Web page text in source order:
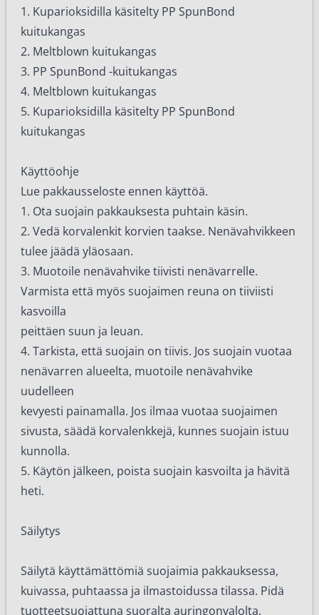
1. Kuparioksidilla käsitelty PP SpunBond
kuitukangas
2. Meltblown kuitukangas
3. PP SpunBond -kuitukangas
4. Meltblown kuitukangas
5. Kuparioksidilla käsitelty PP SpunBond
kuitukangas
Käyttöohje
Lue pakkausseloste ennen käyttöä.
1. Ota suojain pakkauksesta puhtain käsin.
2. Vedä korvalenkit korvien taakse. Nenävahvikkeen
tulee jäädä yläosaan.
3. Muotoile nenävahvike tiivisti nenävarrelle.
Varmista että myös suojaimen reuna on tiiviisti
kasvoilla
peittäen suun ja leuan.
4. Tarkista, että suojain on tiivis. Jos suojain vuotaa
nenävarren alueelta, muotoile nenävahvike
uudelleen
kevyesti painamalla. Jos ilmaa vuotaa suojaimen
sivusta, säädä korvalenkkejä, kunnes suojain istuu
kunnolla.
5. Käytön jälkeen, poista suojain kasvoilta ja hävitä
heti.
Säilytys
Säilytä käyttämättömiä suojaimia pakkauksessa,
kuivassa, puhtaassa ja ilmastoidussa tilassa. Pidä
tuotteetsuojattuna suoralta auringonvalolta,